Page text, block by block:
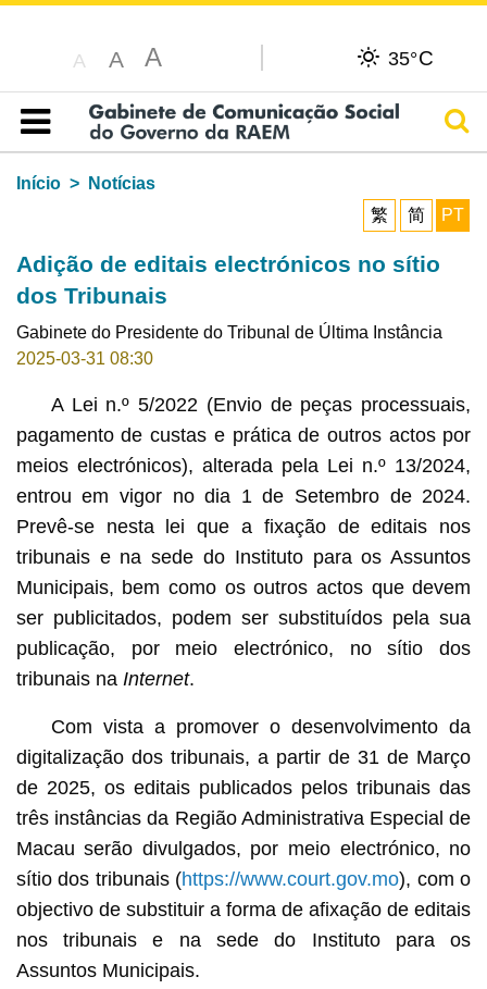
A A A 35°C
Índice
Início
Notícias
繁
简 PT
Adição de editais electrónicos no sítio
dos Tribunais
Gabinete do Presidente do Tribunal de Última Instância
2025-03-31 08:30
A Lei n.º 5/2022 (Envio de peças processuais,
pagamento de custas e prática de outros actos por
meios electrónicos), alterada pela Lei n.º 13/2024,
entrou em vigor no dia 1 de Setembro de 2024.
Prevê-se nesta lei que a fixação de editais nos
tribunais e na sede do Instituto para os Assuntos
Municipais, bem como os outros actos que devem
ser publicitados, podem ser substituídos pela sua
publicação, por meio electrónico, no sítio dos
tribunais na Internet.
Com vista a promover o desenvolvimento da
digitalização dos tribunais, a partir de 31 de Março
de 2025, os editais publicados pelos tribunais das
três instâncias da Região Administrativa Especial de
Macau serão divulgados, por meio electrónico, no
sítio dos tribunais (https://www.court.gov.mo), com o
objectivo de substituir a forma de afixação de editais
nos tribunais e na sede do Instituto para os
Assuntos Municipais.